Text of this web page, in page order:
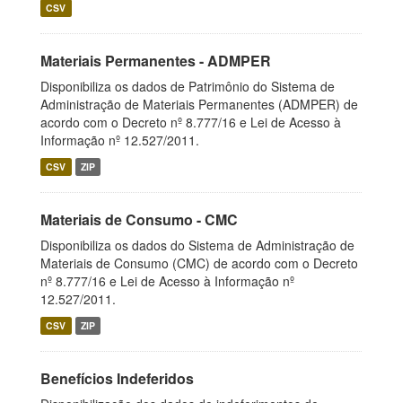
CSV
Materiais Permanentes - ADMPER
Disponibiliza os dados de Patrimônio do Sistema de
Administração de Materiais Permanentes (ADMPER) de
acordo com o Decreto nº 8.777/16 e Lei de Acesso à
Informação nº 12.527/2011.
CSV ZIP
Materiais de Consumo - CMC
Disponibiliza os dados do Sistema de Administração de
Materiais de Consumo (CMC) de acordo com o Decreto
nº 8.777/16 e Lei de Acesso à Informação nº
12.527/2011.
CSV ZIP
Benefícios Indeferidos